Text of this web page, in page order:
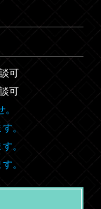
可
可
。
。
。